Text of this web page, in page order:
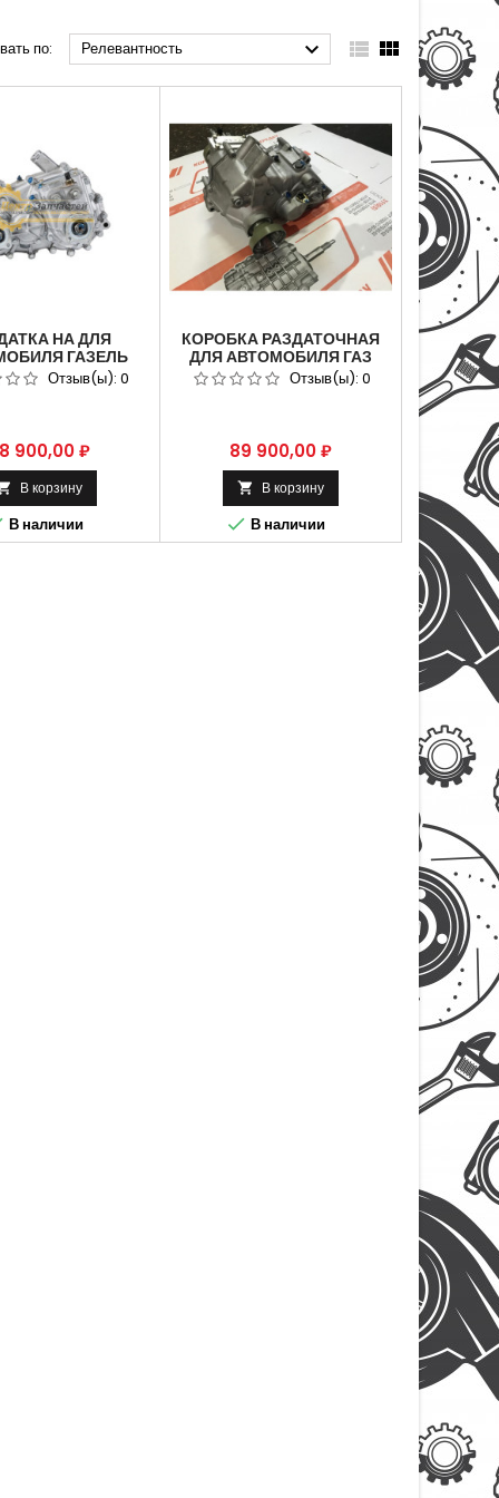
по: Релевантность   
НА ДЛЯ
ГАЗЕЛЬ
ОТКЛЮЧАЕМЫМ
ПРИВОДОМ
Отзыв(ы): 0
900,00 ₽
В корзину
В наличии
КОРОБКА РАЗДАТОЧНАЯ
ДЛЯ АВТОМОБИЛЯ ГАЗ
33027 ДЛЯ АВТОМОБИЛЯ
ГАЗЕЛЬ 4Х4 ПОД
ПРИВОДОМ .
Отзыв(ы): 0
Цена
89 900,00 ₽
 В корзину
 В наличии